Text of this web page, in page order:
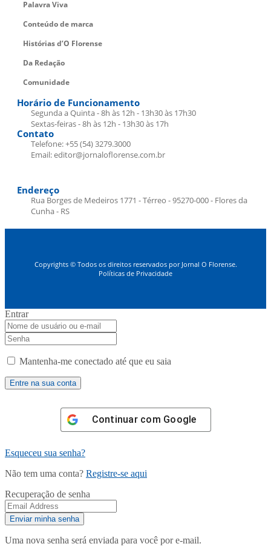
Palavra Viva
Conteúdo de marca
Histórias d’O Florense
Da Redação
Comunidade
Horário de Funcionamento
Segunda a Quinta - 8h às 12h - 13h30 às 17h30
Sextas-feiras - 8h às 12h - 13h30 às 17h
Contato
Telefone: +55 (54) 3279.3000
Email: editor@jornaloflorense.com.br
Endereço
Rua Borges de Medeiros 1771 - Térreo - 95270-000 - Flores da
Cunha - RS
Copyrights © Todos os direitos reservados por Jornal O Florense.
Políticas de Privacidade
Entrar
Mantenha-me conectado até que eu saia
Continuar com Google
Esqueceu sua senha?
Não tem uma conta? Registre-se aqui
Recuperação de senha
Uma nova senha será enviada para você por e-mail.